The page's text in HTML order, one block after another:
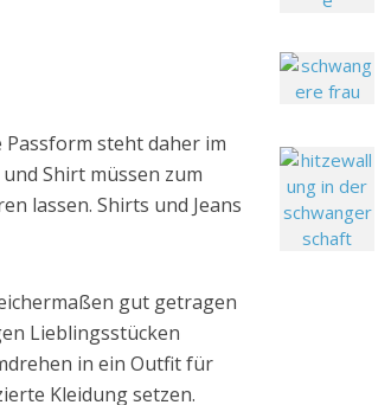
steht daher im
Shirt müssen zum
lassen. Shirts und Jeans
gut getragen
Lieblingsstücken
in ein Outfit für
Kleidung setzen.